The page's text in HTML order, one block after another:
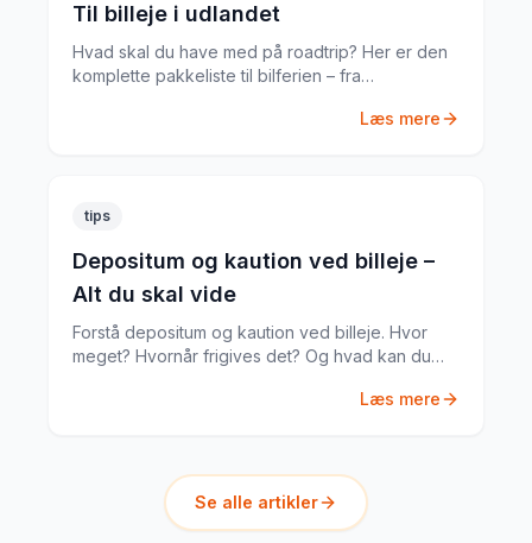
Til billeje i udlandet
Hvad skal du have med på roadtrip? Her er den
komplette pakkeliste til bilferien – fra
Læs mere
tips
Depositum og kaution ved billeje –
Alt du skal vide
Forstå depositum og kaution ved billeje. Hvor
meget? Hvornår frigives det? Og hvad kan du
Læs mere
Se alle artikler